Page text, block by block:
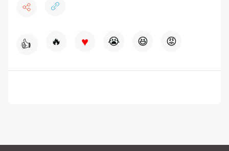
👍 🔥 ♥ 😭 😆 😡